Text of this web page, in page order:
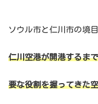
ソウル市と仁川市の境
仁川空港が開港するま
要な役割を握ってきた